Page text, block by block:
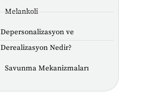
Melankoli
Depersonalizasyon ve
Derealizasyon Nedir?
Savunma Mekanizmaları